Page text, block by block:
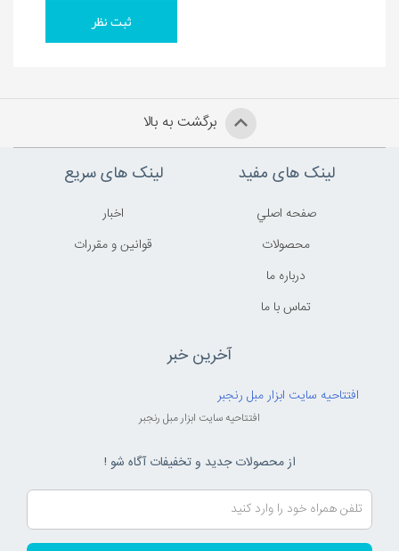
برگشت به بالا
لینک های مفید
صفحه اصلي
محصولات
درباره ما
تماس با ما
لینک های سریع
اخبار
قوانين و مقررات
آخرین خبر
افتتاحیه سایت ابزار مبل رنجبر
افتتاحیه سایت ابزار مبل رنجبر
از محصولات جدید و تخفیفات آگاه شو !